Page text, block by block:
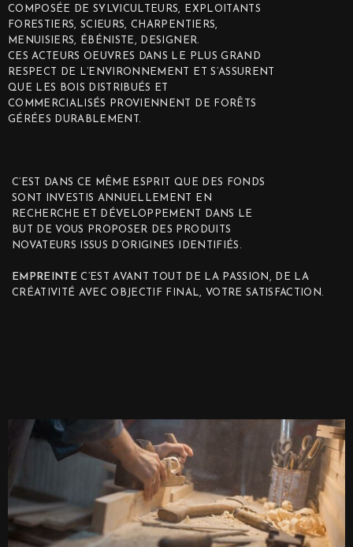
COMPOSÉE DE SYLVICULTEURS, EXPLOITANTS
FORESTIERS, SCIEURS, CHARPENTIERS,
MENUISIERS, ÉBÉNISTE, DESIGNER.
CES ACTEURS OEUVRES DANS LE PLUS GRAND
RESPECT DE L’ENVIRONNEMENT ET S’ASSURENT
QUE LES BOIS DISTRIBUÉS ET
COMMERCIALISÉS PROVIENNENT DE FORÊTS
GÉRÉES DURABLEMENT.
C’EST DANS CE MÊME ESPRIT QUE DES FONDS
SONT INVESTIS ANNUELLEMENT EN
RECHERCHE ET DÉVELOPPEMENT DANS LE
BUT DE VOUS PROPOSER DES PRODUITS
NOVATEURS ISSUS D’ORIGINES IDENTIFIÉS.
EMPREINTE C’EST AVANT TOUT DE LA PASSION, DE LA
CRÉATIVITÉ AVEC OBJECTIF FINAL, VOTRE SATISFACTION.